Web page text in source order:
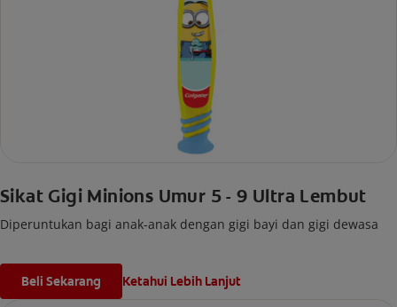
Sikat Gigi Minions Umur 5 - 9 Ultra Lembut
Diperuntukan bagi anak-anak dengan gigi bayi dan gigi dewasa
Beli Sekarang Ketahui Lebih Lanjut